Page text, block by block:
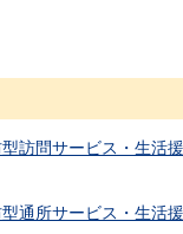
訪問サービス・生活
通所サービス・生活